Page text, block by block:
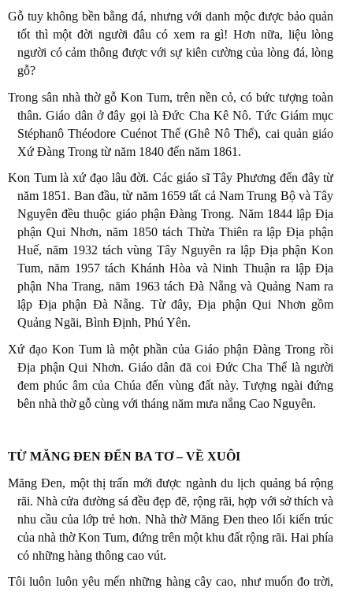
Gỗ tuy không bền bằng đá, nhưng với danh mộc được bảo quản
tốt thì một đời người đâu có xem ra gì! Hơn nữa, liệu lòng
người có cảm thông được với sự kiên cường của lòng đá, lòng
gỗ?
Trong sân nhà thờ gỗ Kon Tum, trên nền cỏ, có bức tượng toàn
thân. Giáo dân ở đây gọi là Đức Cha Kê Nô. Tức Giám mục
Stéphanô Théodore Cuénot Thể (Ghê Nô Thể), cai quản giáo
Xứ Đàng Trong từ năm 1840 đến năm 1861.
Kon Tum là xứ đạo lâu đời. Các giáo sĩ Tây Phương đến đây từ
năm 1851. Ban đầu, từ năm 1659 tất cả Nam Trung Bộ và Tây
Nguyên đều thuộc giáo phận Đàng Trong. Năm 1844 lập Địa
phận Qui Nhơn, năm 1850 tách Thừa Thiên ra lập Địa phận
Huế, năm 1932 tách vùng Tây Nguyên ra lập Địa phận Kon
Tum, năm 1957 tách Khánh Hòa và Ninh Thuận ra lập Địa
phận Nha Trang, năm 1963 tách Đà Nẵng và Quảng Nam ra
lập Địa phận Đà Nẵng. Từ đây, Địa phận Qui Nhơn gồm
Quảng Ngãi, Bình Định, Phú Yên.
Xứ đạo Kon Tum là một phần của Giáo phận Đàng Trong rồi
Địa phận Qui Nhơn. Giáo dân đã coi Đức Cha Thể là người
đem phúc âm của Chúa đến vùng đất này. Tượng ngài đứng
bên nhà thờ gỗ cùng với tháng năm mưa nắng Cao Nguyên.
TỪ MĂNG ĐEN ĐẾN BA TƠ – VỀ XUÔI
Măng Đen, một thị trấn mới được ngành du lịch quảng bá rộng
rãi. Nhà cửa đường sá đều đẹp đẽ, rộng rãi, hợp với sở thích và
nhu cầu của lớp trẻ hơn. Nhà thờ Măng Đen theo lối kiến trúc
của nhà thờ Kon Tum, đứng trên một khu đất rộng rãi. Hai phía
có những hàng thông cao vút.
Tôi luôn luôn yêu mến những hàng cây cao, như muốn đo trời,